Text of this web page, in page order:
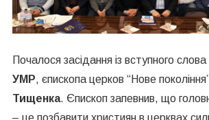
Почалося засідання із вступного слова
УМР, єпископа церков “Нове
Тищенка. Єпископ запевнив, що